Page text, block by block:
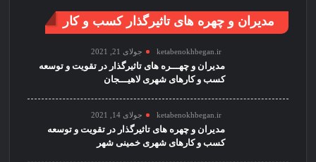
مدیران و چهره های تاثیرگذار کسب و کار
ketabenokhbegan.ir جولای 21, 2021
مدیران و چهـــره های تاثیرگذار در تقویت و توسعه
کسب و کارهای شهری لاهیـــجان
ketabenokhbegan.ir جولای 14, 2021
مدیران و چهره های تاثیرگذار در تقویت و توسعه
کسب و کارهای شهری خمینی شهر